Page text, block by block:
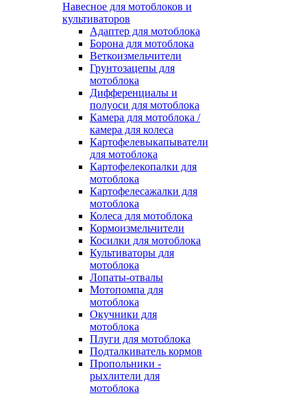
Навесное для мотоблоков и
культиваторов
Адаптер для мотоблока
Борона для мотоблока
Веткоизмельчители
Грунтозацепы для
мотоблока
Дифференциалы и
полуоси для мотоблока
Камера для мотоблока /
камера для колеса
Картофелевыкапыватели
для мотоблока
Картофелекопалки для
мотоблока
Картофелесажалки для
мотоблока
Колеса для мотоблока
Кормоизмельчители
Косилки для мотоблока
Культиваторы для
мотоблока
Лопаты-отвалы
Мотопомпа для
мотоблока
Окучники для
мотоблока
Плуги для мотоблока
Подталкиватель кормов
Пропольники -
рыхлители для
мотоблока